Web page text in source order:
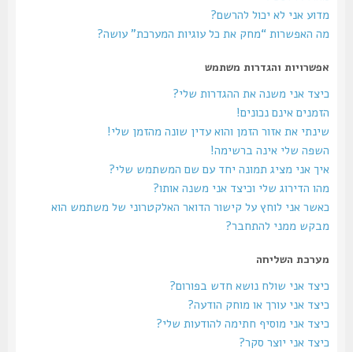
מדוע אני לא יכול להרשם?
מה האפשרות “מחק את כל עוגיות המערכת” עושה?
אפשרויות והגדרות משתמש
כיצד אני משנה את ההגדרות שלי?
הזמנים אינם נכונים!
שינתי את אזור הזמן והוא עדין שונה מהזמן שלי!
השפה שלי אינה ברשימה!
איך אני מציג תמונה יחד עם שם המשתמש שלי?
מהו הדירוג שלי וכיצד אני משנה אותו?
כאשר אני לוחץ על קישור הדואר האלקטרוני של משתמש הוא
מבקש ממני להתחבר?
מערכת השליחה
כיצד אני שולח נושא חדש בפורום?
כיצד אני עורך או מוחק הודעה?
כיצד אני מוסיף חתימה להודעות שלי?
כיצד אני יוצר סקר?